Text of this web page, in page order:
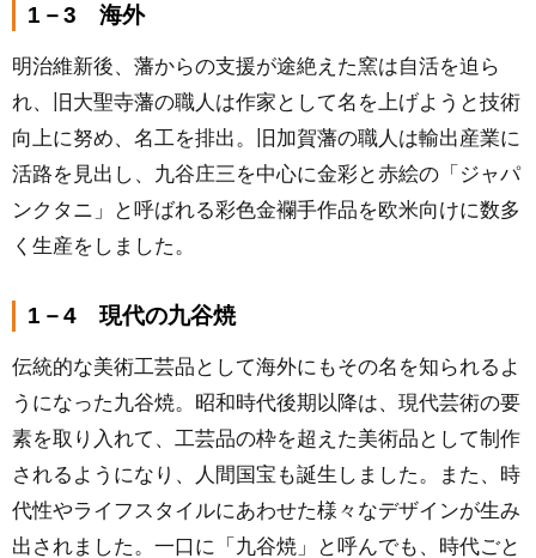
1－3 海外
明治維新後、藩からの支援が途絶えた窯は自活を迫ら
れ、旧大聖寺藩の職人は作家として名を上げようと技術
向上に努め、名工を排出。旧加賀藩の職人は輸出産業に
活路を見出し、九谷庄三を中心に金彩と赤絵の「ジャパ
ンクタニ」と呼ばれる彩色金襴手作品を欧米向けに数多
く生産をしました。
1－4 現代の九谷焼
伝統的な美術工芸品として海外にもその名を知られるよ
うになった九谷焼。昭和時代後期以降は、現代芸術の要
素を取り入れて、工芸品の枠を超えた美術品として制作
されるようになり、人間国宝も誕生しました。また、時
代性やライフスタイルにあわせた様々なデザインが生み
出されました。一口に「九谷焼」と呼んでも、時代ごと